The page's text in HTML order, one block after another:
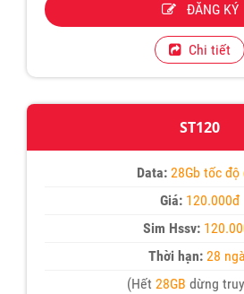
ĐĂNG KÝ
Chi tiết
ST120
Data: 28Gb tốc độ
Giá: 120.000đ
Sim Hssv:
Thời hạn:28
(Hết 28GB dừng